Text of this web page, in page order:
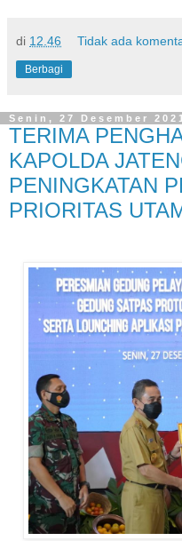
di 12.46 Tidak ada
Berbagi
Senin, 27 Desember 2021
TERIMA
KAPOLDA
PENINGKATAN
PRIORITAS